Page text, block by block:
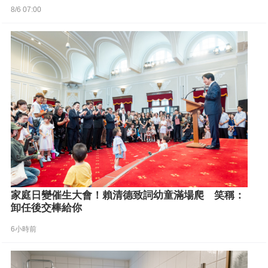
8/6 07:00
家庭日變催生大會！賴清德致詞幼童滿場爬 笑稱：
卸任後交棒給你
6小時前